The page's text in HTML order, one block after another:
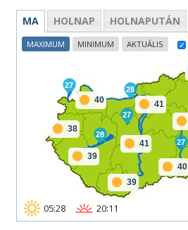
MA HOLNAP HOLNAPUTÁN
40
38
39
41
39
40
41
27
28
27
28
27
05:28 20:11
MAXIMUM MINIMUM AKTUÁLIS